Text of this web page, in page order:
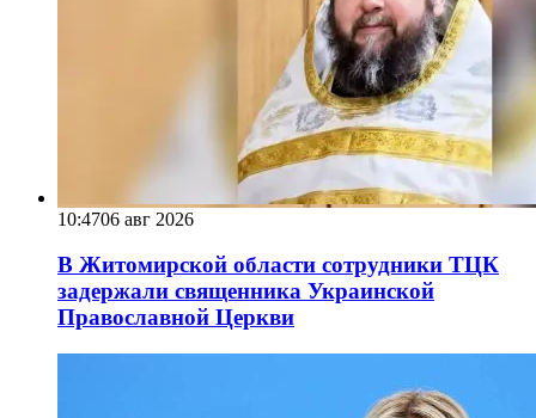
10:4706 авг 2026
В Житомирской области сотрудники ТЦК
задержали священника Украинской
Православной Церкви